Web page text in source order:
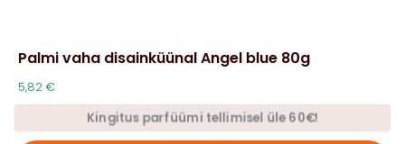
Palmi vaha disainküünal Angel blue 80g
5,82 €
Kingitus parfüümi tellimisel üle 60€!